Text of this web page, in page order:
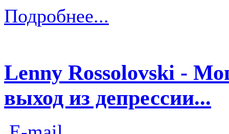
Подробнее...
Lenny Rossolovski -
выход из депрессии...